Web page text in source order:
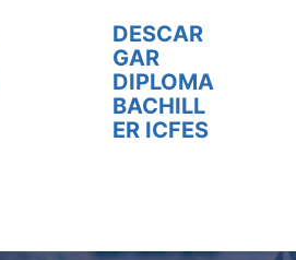
DESCAR
GAR
DIPLOMA
BACHILL
ER ICFES